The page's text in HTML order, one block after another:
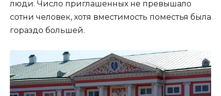
люди. Число приглашенных не превышало
сотни человек, хотя вместимость поместья была
гораздо большей.